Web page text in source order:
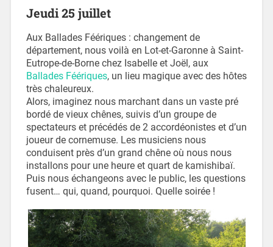
Jeudi 25 juillet
Aux Ballades Féériques : changement de
département, nous voilà en Lot-et-Garonne à Saint-
Eutrope-de-Borne chez Isabelle et Joël, aux
Ballades Féériques, un lieu magique avec des hôtes
très chaleureux.
Alors, imaginez nous marchant dans un vaste pré
bordé de vieux chênes, suivis d’un groupe de
spectateurs et précédés de 2 accordéonistes et d’un
joueur de cornemuse. Les musiciens nous
conduisent près d’un grand chêne où nous nous
installons pour une heure et quart de kamishibaï.
Puis nous échangeons avec le public, les questions
fusent… qui, quand, pourquoi. Quelle soirée !